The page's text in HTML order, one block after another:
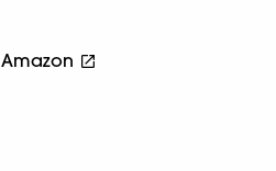
Amazon